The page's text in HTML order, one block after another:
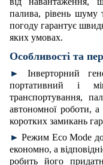
палива, рівень шуму
погоду гарантує
яких умовах.
Особливості та
►Інверторний
портативний і
транспортування,
автономної роботи, а
коротких замикань
►Режим Eco Mode
економно, а
робить його